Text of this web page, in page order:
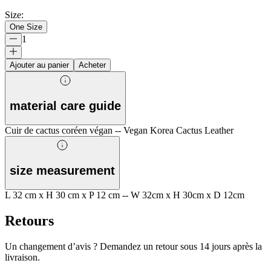
Size:
One Size
1
Ajouter au panier Acheter
material care guide
Cuir de cactus coréen végan -- Vegan Korea Cactus Leather
size measurement
L 32 cm x H 30 cm x P 12 cm -- W 32cm x H 30cm x D 12cm
Retours
Un changement d’avis ? Demandez un retour sous 14 jours après la
livraison.